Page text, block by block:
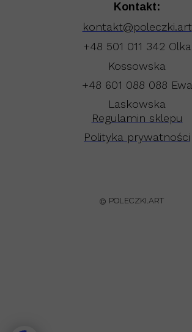
Regulamin sklepu
Polityka prywatności
Kontakt:
kontakt@poleczki.art
+48 501 011 342 Olka
Kossowska
+48 601 088 088 Ewa
Laskowska
POLECZKI.ART